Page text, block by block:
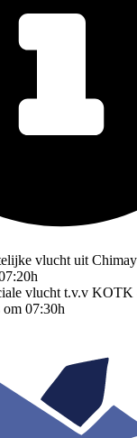
vlucht uit
vlucht t.v.v KOTK
om 07:30h